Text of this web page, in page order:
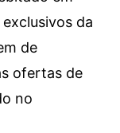
da
de
ofertas de
no